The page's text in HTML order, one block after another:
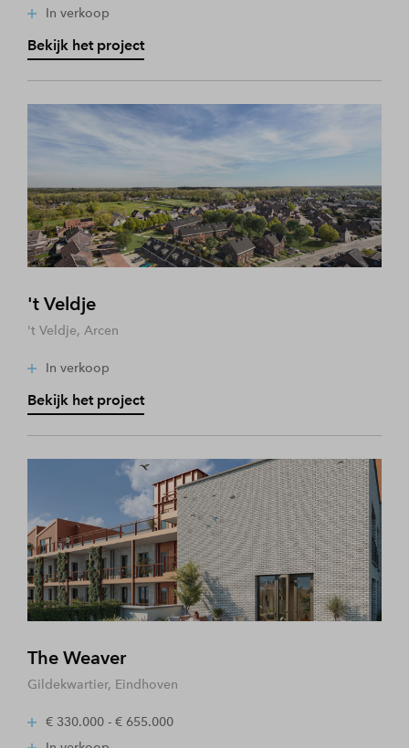
In verkoop
Bekijk het project
't Veldje
't Veldje, Arcen
In verkoop
Bekijk het project
The Weaver
Gildekwartier, Eindhoven
€ 330.000 - € 655.000